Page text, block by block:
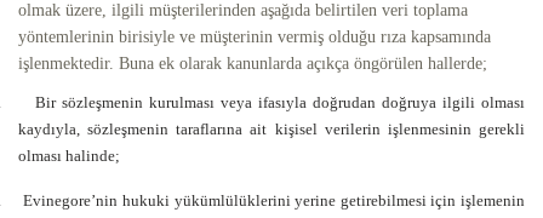
olmak üzere, ilgili müşterilerinden aşağıda belirtilen veri toplama
yöntemlerinin birisiyle ve müşterinin vermiş olduğu rıza kapsamında
işlenmektedir. Buna ek olarak kanunlarda açıkça öngörülen hallerde;
Bir sözleşmenin kurulması veya ifasıyla doğrudan doğruya ilgili olması
kaydıyla, sözleşmenin taraflarına ait kişisel verilerin işlenmesinin gerekli
olması halinde;
Evinegore’nin hukuki yükümlülüklerini yerine getirebilmesi için işlemenin